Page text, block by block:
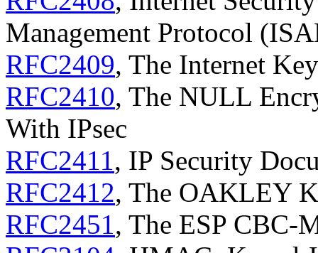
Management Protocol
RFC2409, The Internet
RFC2410, The NULL
With IPsec
RFC2411, IP Security
RFC2412, The OAKLEY
RFC2451, The ESP CBC-